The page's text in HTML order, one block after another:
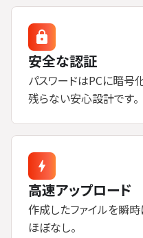
安全な認証
パスワードはPCに暗号
残らない安心設計です。
高速アップロード
作成したファイルを瞬
ほぼなし。